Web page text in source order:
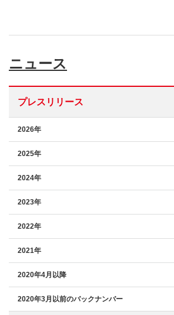
ニュース
プレスリリース
2026年
2025年
2024年
2023年
2022年
2021年
2020年4月以降
2020年3月以前のバックナンバー